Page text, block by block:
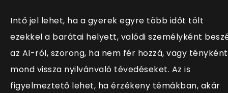
Intő jel lehet, ha a gyerek egyre több időt tölt
ezekkel a barátai helyett, valódi személyként
az AI-ról, szorong, ha nem fér hozzá, vagy tényként
mond vissza nyilvánvaló tévedéseket. Az is
figyelmeztető lehet, ha érzékeny témákban, akár